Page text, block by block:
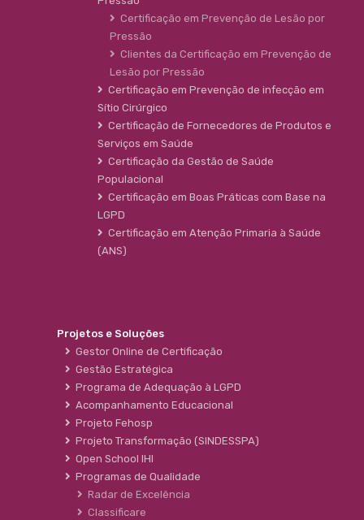
Certificação em Prevenção de Lesão por
Pressão
Clientes da Certificação em Prevenção de
Lesão por Pressão
Certificação em Prevenção de infecção em
Sítio Cirúrgico
Certificação de Fornecedores de Produtos e
Serviços em Saúde
Certificação da Gestão de Saúde
Populacional
Certificação em Boas Práticas com Base na
LGPD
Certificação em Atenção Primaria à Saúde
(ANS)
Projetos e Soluções
Gestor Online de Certificação
Gestão Estratégica
Programa de Adequação à LGPD
Acompanhamento Educacional
Projeto Fehosp
Projeto Transformação (SINDESSPA)
Open School IHI
Programas de Qualidade
Radar de Excelência
Classificare